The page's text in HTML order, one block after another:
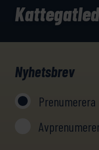
Nyhetsbrev
Prenumerera